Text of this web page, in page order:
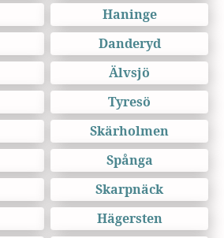
Haninge
Danderyd
Älvsjö
Tyresö
Skärholmen
Spånga
Skarpnäck
Hägersten